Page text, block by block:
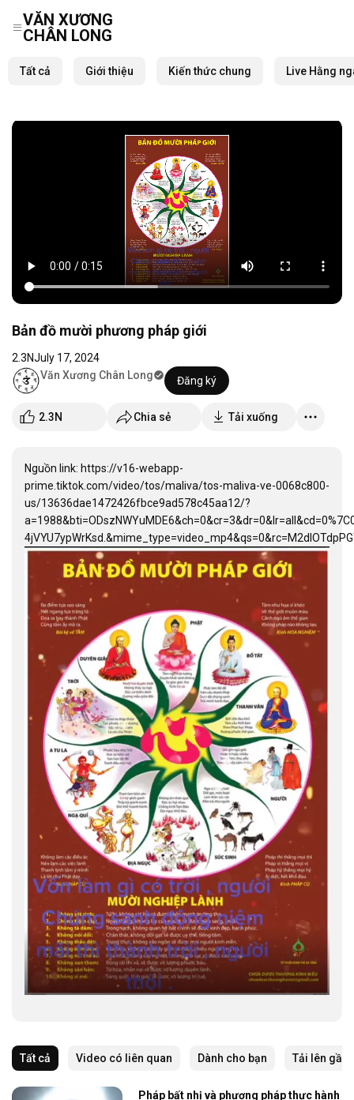
VĂN XƯƠNG
CHÂN LONG
Tất cả Giới thiệu Kiến thức chung Live Hằng
Bản đồ mười phương pháp giới
2.3NJuly 17, 2024
Văn Xương Chân Long
Đăng ký
2.3N Chia sẻ Tải xuống
Nguồn link: https://v16-webapp-
prime.tiktok.com/video/tos/maliva/tos-maliva-ve-0068c800-
us/13636dae1472426fbce9ad578c45aa12/?
Tất cả Video có liên quan Dành cho bạn Tải lên gần
Pháp bất nhị và phương pháp thực hành